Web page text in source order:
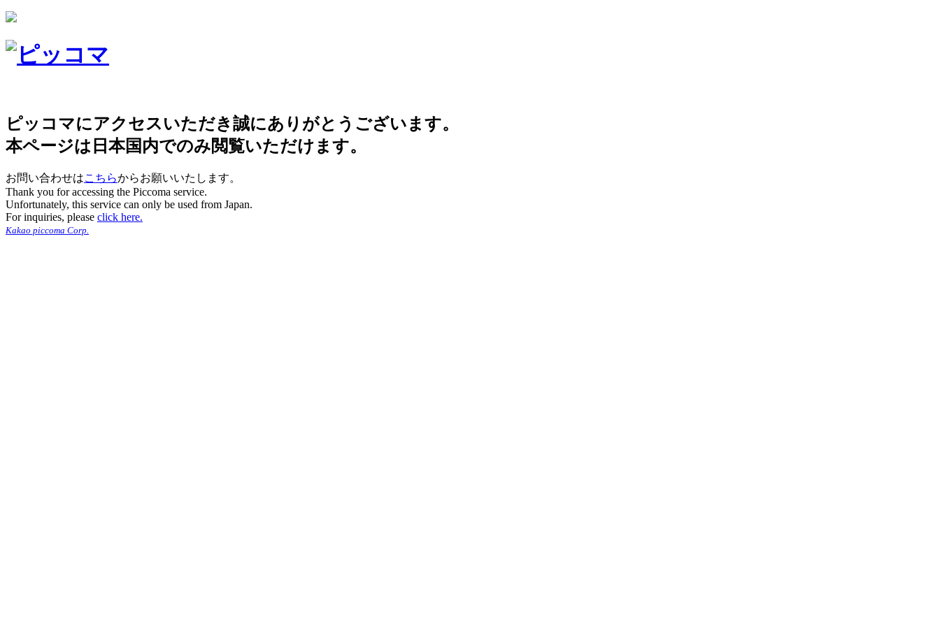
ピッコマにアクセスいただき誠にありがとうございます。
本ページは日本国内でのみ閲覧いただけます。
お問い合わせはこちらからお願いいたします。
Thank you for accessing the Piccoma service.
Unfortunately, this service can only be used from Japan.
For inquiries, please click here.
Kakao piccoma Corp.